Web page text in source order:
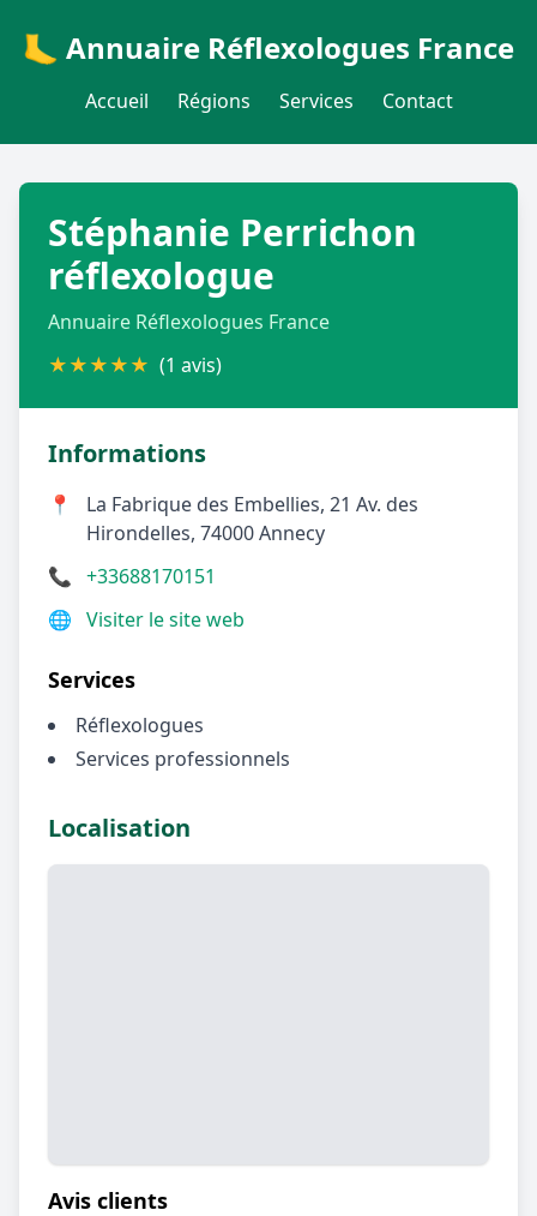
🦶 Annuaire Réflexologues France
Accueil Régions Services Contact
Stéphanie Perrichon
réflexologue
Annuaire Réflexologues France
★★★★★ (1 avis)
Informations
📍
La Fabrique des Embellies, 21 Av. des
Hirondelles, 74000 Annecy
📞 +33688170151
🌐 Visiter le site web
Services
Réflexologues
Services professionnels
Localisation
Avis clients